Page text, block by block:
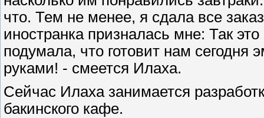
что. Тем не менее, я сдала все
иностранка призналась мне: Так
подумала, что готовит нам
руками! - смеется Илаха.
Сейчас Илаха занимается
бакинского кафе.